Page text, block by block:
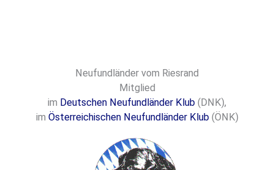
Neufundländer vom Riesrand
Mitglied
im Deutschen Neufundländer Klub (DNK),
im Österreichischen Neufundländer Klub (ÖNK)